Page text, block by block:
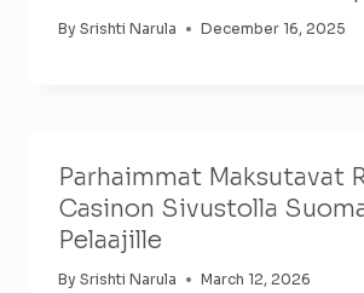
By Srishti Narula December 16, 2025
Parhaimmat Maksutavat
Casinon Sivustolla
Pelaajille
By Srishti Narula March 12, 2026